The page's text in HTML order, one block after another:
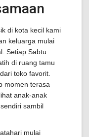
di kota kecil kami
keluarga mulai
Setiap Sabtu
di ruang tamu
toko favorit.
momen terasa
anak-anak
sambil
mulai